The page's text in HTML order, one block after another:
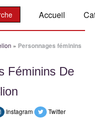
Accueil
» Personnages féminins
Féminins De
Instagram Twitter